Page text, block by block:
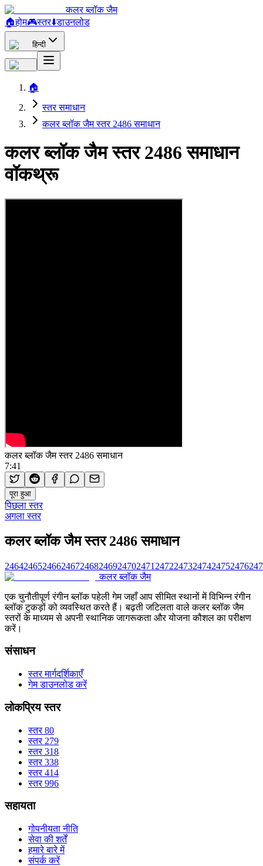
कलर ब्लॉक जैम
🏠होम🎮स्तर⬇️डाउनलोड
हिन्दी
🏠
स्तर समाधान
कलर ब्लॉक जैम स्तर 2486 समाधान
कलर ब्लॉक जैम स्तर 2486 समाधान
वॉकथ्रू
कलर ब्लॉक जैम स्तर 2486 समाधान
7:41
पूरा हुआ
पिछला स्तर
अगला स्तर
कलर ब्लॉक जैम स्तर 2486 समाधान
24642465246624672468246924702471 24722473247424752476
कलर ब्लॉक जैम
एक चुनौतीपूर्ण रंगीन ब्लॉक पहेली गेम जहाँ आप सीमित स्थानों में विभिन्न रंगीन
ब्लॉक टुकड़ों को व्यवस्थित करते हैं। बढ़ती जटिलता वाले कलर ब्लॉक जैम
स्तरों के माध्यम से अपनी स्थानिक जागरूकता और योजना कौशल का परीक्षण
करें।
संसाधन
स्तर मार्गदर्शिकाएँ
गेम डाउनलोड करें
लोकप्रिय स्तर
स्तर 80
स्तर 279
स्तर 318
स्तर 338
स्तर 414
स्तर 996
सहायता
गोपनीयता नीति
सेवा की शर्तें
हमारे बारे में
संपर्क करें